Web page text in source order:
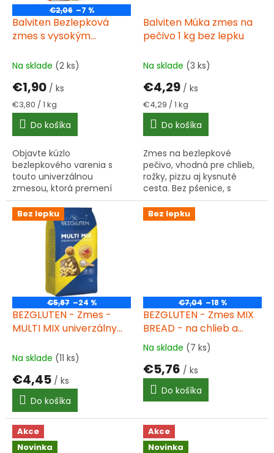
o
d
€2,06 –7 %
Balviten Bezlepková
zmes s vysokým
500 g bez lepku
Na sklade (2 ks)
€1,90 / ks
Jednotková
cena:
€3,80 / 1 kg
Do košíka
Objavte kúzlo
bezlepkového varenia s
touto univerzálnou
zmesou, ktorá premení
vaše jedlá na chutné a
bezlepkové špeciality.
Balviten Múka zmes na
pečivo 1 kg bez lepku
Na sklade (3 ks)
€4,29 / ks
Jednotková
cena:
€4,29 / 1 kg
Do košíka
Zmes na bezlepkové
pečivo, vhodná pre chlieb,
rožky, pizzu aj kysnuté
cesta. Bez pšenice, s
vysokým podielom škrobu
a vlákniny. Viac informácií ▾
Bez lepku
€5,87 –24 %
BEZGLUTEN - Zmes -
MULTI MIX univerzálny
Na sklade (11 ks)
€4,45 / ks
Do košíka
Bez lepku
€7,04 –18 %
BEZGLUTEN - Zmes MIX
BREAD - na chlieb a
pizzu, bez lepku 1000g
Priemerné
produktu
4,0
5
hviezdičiek.
Na sklade (7 ks)
€5,76 / ks
Do košíka
Akce
Novinka
Akce
Novinka